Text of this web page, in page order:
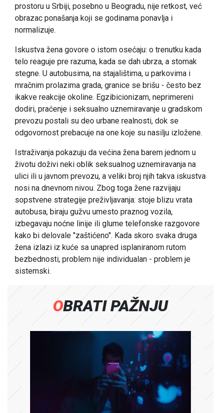
prostoru u Srbiji, posebno u Beogradu, nije retkost, već
obrazac ponašanja koji se godinama ponavlja i
normalizuje.
Iskustva žena govore o istom osećaju: o trenutku kada
telo reaguje pre razuma, kada se dah ubrza, a stomak
stegne. U autobusima, na stajalištima, u parkovima i
mračnim prolazima grada, granice se brišu - često bez
ikakve reakcije okoline. Egzibicionizam, neprimereni
dodiri, praćenje i seksualno uznemiravanje u gradskom
prevozu postali su deo urbane realnosti, dok se
odgovornost prebacuje na one koje su nasilju izložene.
Istraživanja pokazuju da većina žena barem jednom u
životu doživi neki oblik seksualnog uznemiravanja na
ulici ili u javnom prevozu, a veliki broj njih takva iskustva
nosi na dnevnom nivou. Zbog toga žene razvijaju
sopstvene strategije preživljavanja: stoje blizu vrata
autobusa, biraju gužvu umesto praznog vozila,
izbegavaju noćne linije ili glume telefonske razgovore
kako bi delovale "zaštićeno". Kada skoro svaka druga
žena izlazi iz kuće sa unapred isplaniranom rutom
bezbednosti, problem nije individualan - problem je
sistemski.
OBRATI PAŽNJU